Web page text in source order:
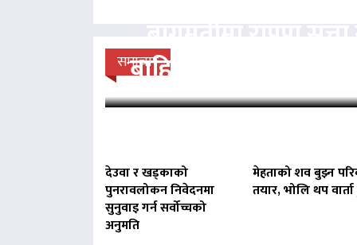
समाचार
बाहिर, बानियाँ सरकार
देउवा र खड्काको
पुनरावलोकन निवेदनमा
सुनुवाइ गर्न सर्वोच्चको
अनुमति
मेहताको शव बुझ्न
तयार, भोलि थप